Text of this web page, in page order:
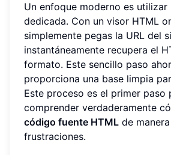
Un enfoque moderno es utilizar
dedicada. Con un visor HTML
simplemente pegas la URL del
instantáneamente recupera el
formato. Este sencillo paso
proporciona una base limpia
Este proceso es el primer paso
comprender verdaderamente
código fuente HTML de
frustraciones.